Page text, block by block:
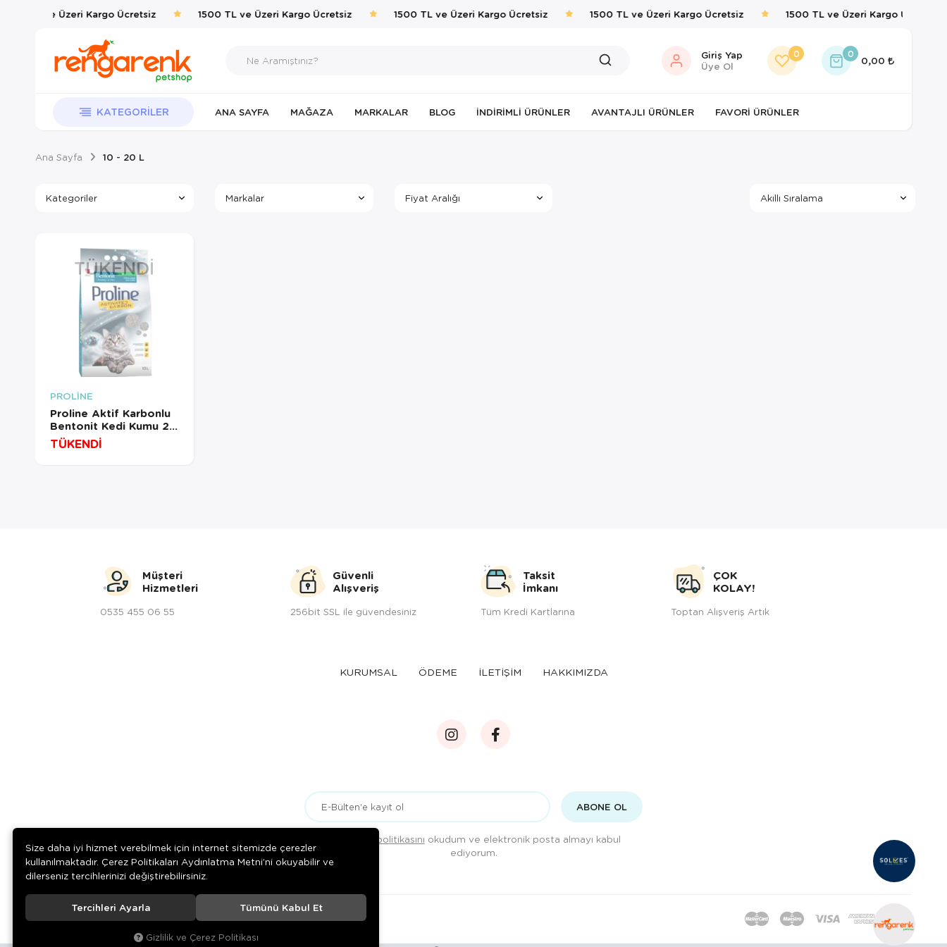
1500 TL ve Üzeri Kargo Ücretsiz 1500 TL ve Üzeri Kargo Ücretsiz 1500 TL ve Üzeri Kargo Ücretsiz 1500 TL ve Üzeri Kargo Ücretsiz 1500 TL ve Üzeri Kargo Ücretsiz
Giriş Yap
Üye Ol
0 0
0,00
KATEGORILER ANA SAYFA MAĞAZA MARKALAR BLOG İNDIRIMLI ÜRÜNLER AVANTAJLI ÜRÜNLER FAVORI ÜRÜNLER
Ana Sayfa 10 - 20 L
Kategoriler Markalar Fiyat Aralığı
TÜKENDI
PROLİNE
Proline Aktif Karbonlu
Bentonit Kedi Kumu 20
LT
TÜKENDİ
Müşteri
Hizmetleri
0535 455 06 55
Güvenli
Alışveriş
256bit SSL ile güvendesiniz
Taksit
İmkanı
Tüm Kredi Kartlarına
ÇOK
KOLAY!
Toptan Alışveriş Artık
KURUMSAL ÖDEME İLETİŞİM HAKKIMIZDA
ABONE OL
Gizlilik politikasını okudum ve elektronik posta almayı kabul
ediyorum.
© 2020Rengarenk Pet Shop. Tüm hakları saklıdır.
Size daha iyi hizmet verebilmek için internet sitemizde çerezler
kullanılmaktadır. Çerez Politikaları Aydınlatma Metni’ni okuyabilir ve
dilerseniz tercihlerinizi değiştirebilirsiniz.
Tercihleri Ayarla Tümünü Kabul Et
Gizlilik ve Çerez Politikası